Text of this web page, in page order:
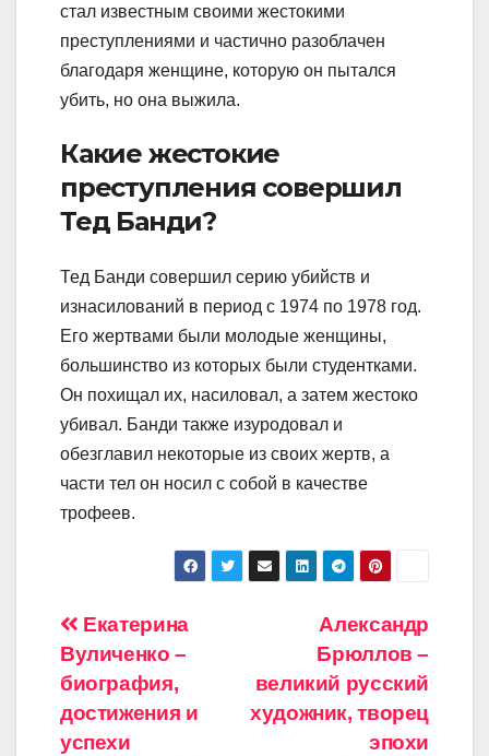
стал известным своими жестокими
преступлениями и частично разоблачен
благодаря женщине, которую он пытался
убить, но она выжила.
Какие жестокие
преступления совершил
Тед Банди?
Тед Банди совершил серию убийств и
изнасилований в период с 1974 по 1978 год.
Его жертвами были молодые женщины,
большинство из которых были студентками.
Он похищал их, насиловал, а затем жестоко
убивал. Банди также изуродовал и
обезглавил некоторые из своих жертв, а
части тел он носил с собой в качестве
трофеев.
Навигация
по
записям
Александр
Брюллов –
великий русский
художник, творец
эпохи
Екатерина
Вуличенко –
биография,
достижения и
успехи